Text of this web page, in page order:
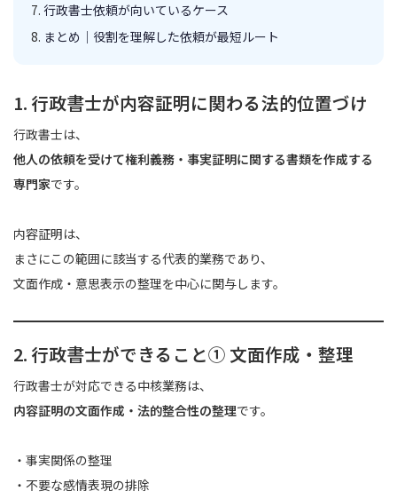
行政書士依頼が向いているケース
まとめ｜役割を理解した依頼が最短ルート
1. 行政書士が内容証明に関わる法的位置づけ
行政書士は、
他人の依頼を受けて権利義務・事実証明に関する書類を作成する
専門家です。
内容証明は、
まさにこの範囲に該当する代表的業務であり、
文面作成・意思表示の整理を中心に関与します。
2. 行政書士ができること① 文面作成・整理
行政書士が対応できる中核業務は、
内容証明の文面作成・法的整合性の整理です。
・事実関係の整理
・不要な感情表現の排除